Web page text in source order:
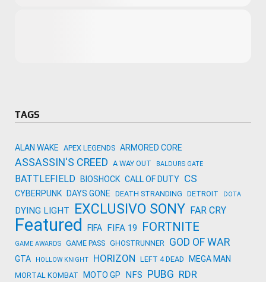
TAGS
ALAN WAKE APEX LEGENDS ARMORED CORE
ASSASSIN'S CREED A WAY OUT BALDURS GATE
BATTLEFIELD BIOSHOCK CALL OF DUTY CS
CYBERPUNK DAYS GONE DEATH STRANDING DETROIT DOTA
DYING LIGHT EXCLUSIVO SONY FAR CRY
Featured FIFA FIFA 19 FORTNITE
GAME AWARDS GAME PASS GHOSTRUNNER GOD OF WAR
GTA HOLLOW KNIGHT HORIZON LEFT 4 DEAD MEGA MAN
MORTAL KOMBAT MOTO GP NFS PUBG RDR